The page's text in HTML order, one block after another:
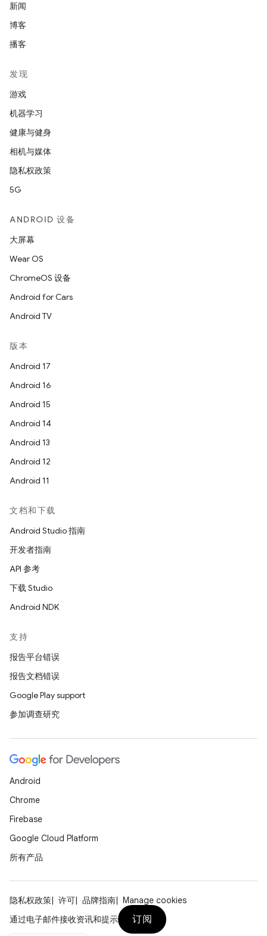
新闻
博客
播客
发现
游戏
机器学习
健康与健身
相机与媒体
隐私权政策
5G
ANDROID 设备
大屏幕
Wear OS
ChromeOS 设备
Android for Cars
Android TV
版本
Android 17
Android 16
Android 15
Android 14
Android 13
Android 12
Android 11
文档和下载
Android Studio 指南
开发者指南
API 参考
下载 Studio
Android NDK
支持
报告平台错误
报告文档错误
Google Play support
参加调查研究
Android
Chrome
Firebase
Google Cloud Platform
所有产品
隐私权政策 许可 品牌指南
Manage cookies
通过电子邮件接收资讯和提示
订阅